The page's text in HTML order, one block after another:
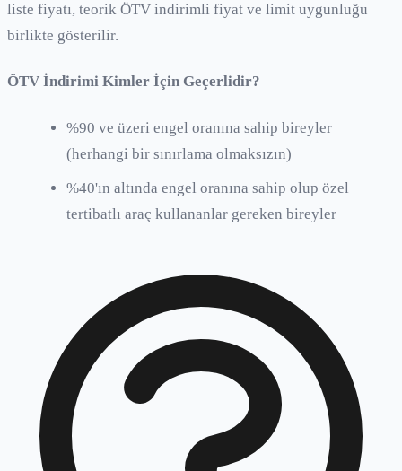
liste fiyatı, teorik ÖTV indirimli fiyat ve limit uygunluğu
birlikte gösterilir.
ÖTV İndirimi Kimler İçin Geçerlidir?
%90 ve üzeri engel oranına sahip bireyler
(herhangi bir sınırlama olmaksızın)
%40'ın altında engel oranına sahip olup özel
tertibatlı araç kullananlar gereken bireyler